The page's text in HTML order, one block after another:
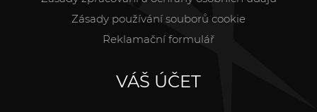
Zásady používání souborů cookie
Reklamační formulář
VÁŠ ÚČET